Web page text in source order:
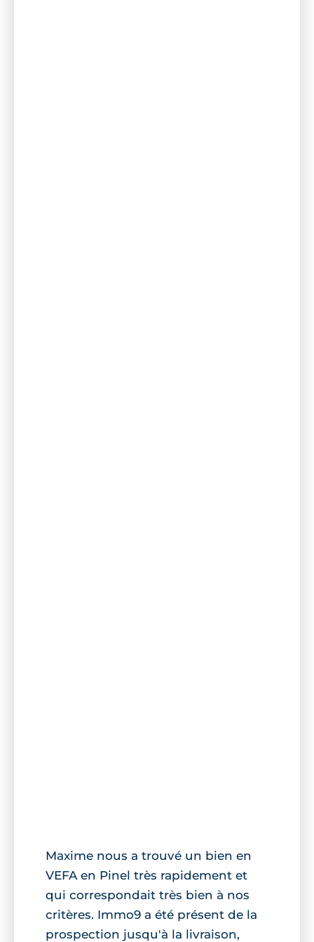
Maxime nous a trouvé un bien en
VEFA en Pinel très rapidement et
qui correspondait très bien à nos
critères. Immo9 a été présent de la
prospection jusqu'à la livraison,